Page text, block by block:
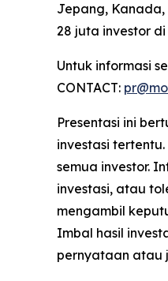
Jepang,
28 juta investor
Untuk informasi
CONTACT:
Presentasi ini
investasi
semua investor.
investasi, atau
mengambil
Imbal hasil
pernyataan atau